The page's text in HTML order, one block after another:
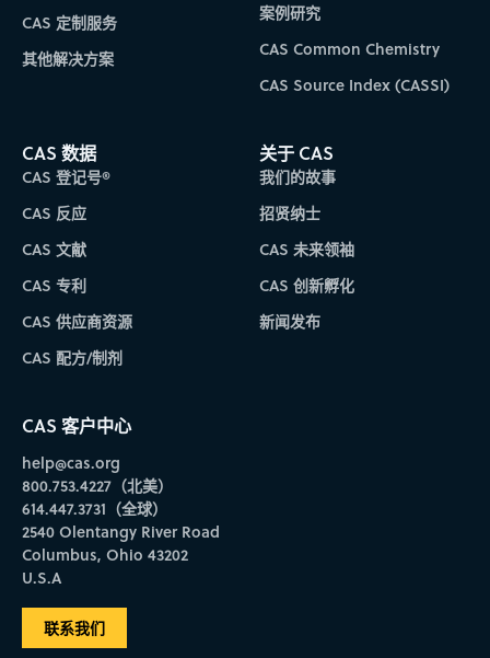
CAS 定制服务
其他解决方案
案例研究
CAS Common Chemistry
CAS Source Index (CASSI)
CAS 数据
CAS 登记号®
CAS 反应
CAS 文献
CAS 专利
CAS 供应商资源
CAS 配方/制剂
关于 CAS
我们的故事
招贤纳士
CAS 未来领袖
CAS 创新孵化
新闻发布
CAS 客户中心
help@cas.org
800.753.4227（北美）
614.447.3731（全球）
2540 Olentangy River Road
Columbus, Ohio 43202
U.S.A
联系我们